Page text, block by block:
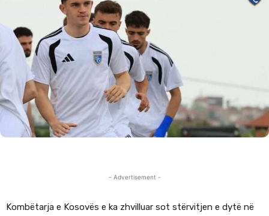
- Advertisement -
Kombëtarja e Kosovës e ka zhvilluar sot stërvitjen e dytë në